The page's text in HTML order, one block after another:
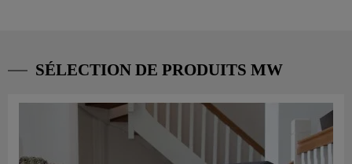
SÉLECTION DE PRODUITS MW